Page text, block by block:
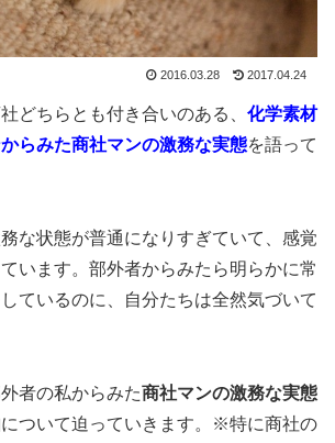
2016.03.28 2017.04.24
どちらとも付き合いのある、 化学素材
らみた商社マンの激務な実態を語って
な状態が普通になりすぎていて、感覚
います。部外者からみたら明らかに常
ているのに、自分たちは全然気づいて
者の私からみた商社マンの激務な実態
について迫っていきます。※特に商社の